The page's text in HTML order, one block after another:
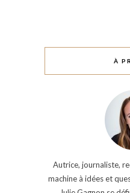
À
Autrice, journaliste,
machine à idées et